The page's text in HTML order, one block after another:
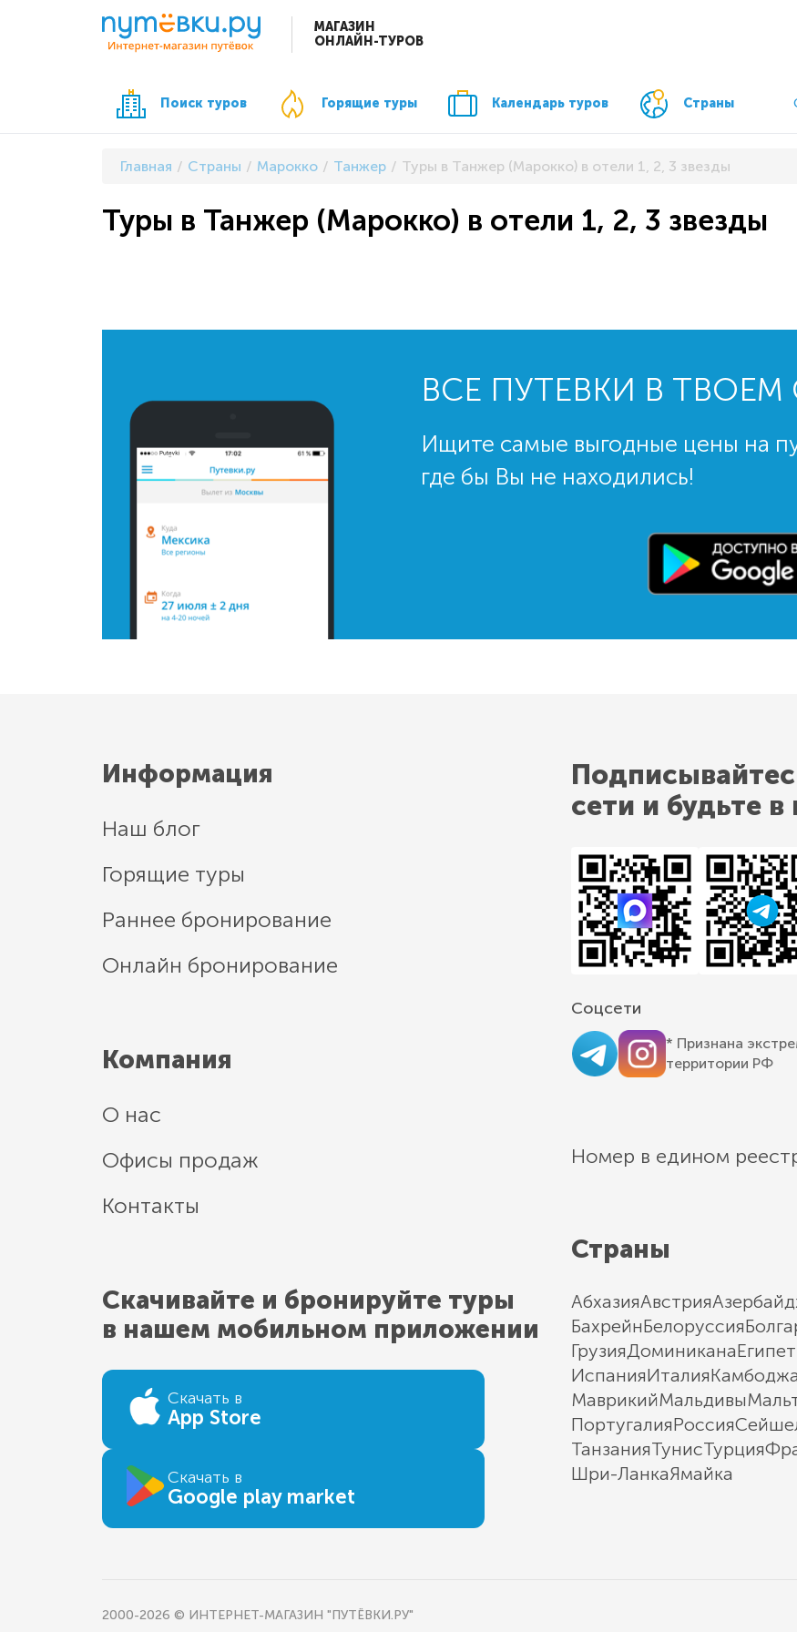
МАГАЗИН
ОНЛАЙН-ТУРОВ
Поиск туров Горящие туры Календарь туров Страны
Главная Страны Марокко Танжер Туры в Танжер (Марокко) в отели 1, 2, 3 звезды
Туры в Танжер (Марокко) в отели 1, 2, 3 звезды
ВСЕ ПУТЕВКИ В
Ищите самые выгодные цены на
где бы Вы не находились!
Информация
Наш блог
Горящие туры
Раннее бронирование
Онлайн бронирование
Компания
О нас
Офисы продаж
Контакты
Скачивайте и бронируйте туры
в нашем мобильном приложении
Скачать в
App Store
Скачать в
Google play market
сети и будьте в
Соцсети
* Признана
территории РФ
Номер в едином
Страны
АбхазияАвстрия
БахрейнБелоруссия
ГрузияДоминиканаЕгипет
ИспанияИталияКамбоджа
МаврикийМальдивы
ПортугалияРоссия
ТанзанияТунисТурция
Шри-ЛанкаЯмайка
2000-2026 © ИНТЕРНЕТ-МАГАЗИН "ПУТЁВКИ.РУ"